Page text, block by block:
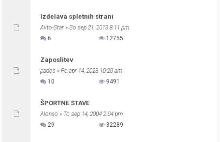
Izdelava spletnih strani
Avto-Star» So sep 21, 2013 8:11 pm
6
12755
Zaposlitev
pados » Pe apr 14, 2023 10:20 am
10
9491
ŠPORTNE STAVE
Alonso » To sep 14, 2004 2:04 pm
29
32289